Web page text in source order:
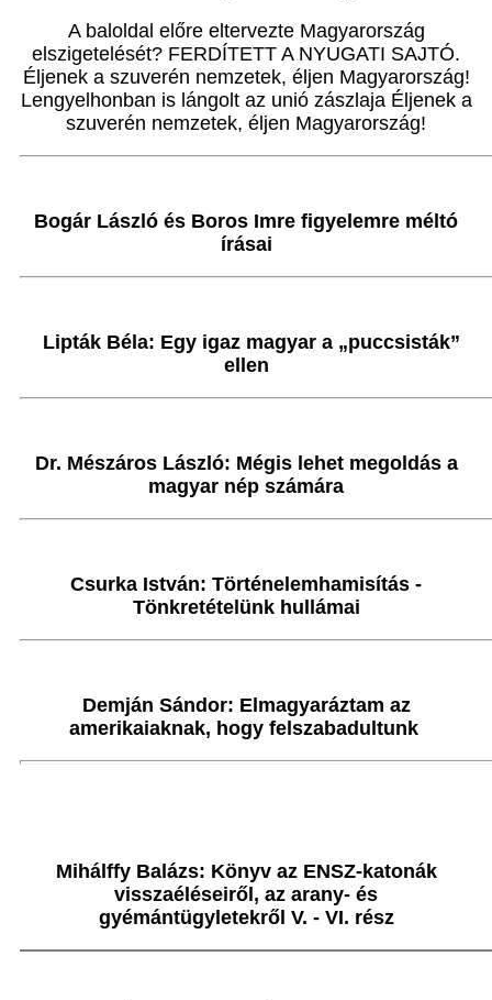
A baloldal előre eltervezte Magyarország
elszigetelését? FERDÍTETT A NYUGATI SAJTÓ.
Éljenek a szuverén nemzetek, éljen Magyarország!
Lengyelhonban is lángolt az unió zászlaja Éljenek a
szuverén nemzetek, éljen Magyarország!
Bogár László és Boros Imre figyelemre méltó
írásai
Lipták Béla: Egy igaz magyar a „puccsisták”
ellen
Dr. Mészáros László: Mégis lehet megoldás a
magyar nép számára
Csurka István: Történelemhamisítás -
Tönkretételünk hullámai
Demján Sándor: Elmagyaráztam az
amerikaiaknak, hogy felszabadultunk
Mihálffy Balázs: Könyv az ENSZ-katonák
visszaéléseiről, az arany- és
gyémántügyletekről V. - VI. rész